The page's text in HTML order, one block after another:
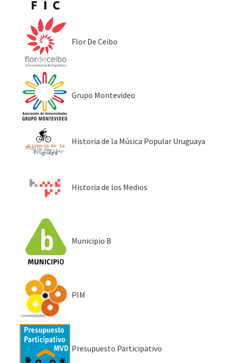
Flor De Ceibo
Grupo Montevideo
Historia de la Música Popular Uruguaya
Historia de los Medios
Municipio B
PIM
Presupuesto Participativo